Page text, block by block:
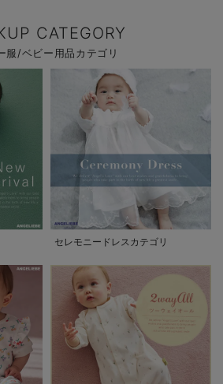
CATEGORY
服/ベビー用品カテゴリ
セレモニードレスカテゴリ